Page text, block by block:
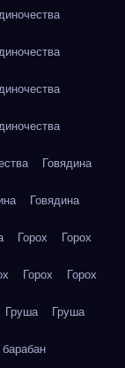
Говядина
Говядина
Горох Горох
Горох Горох
Груша Груша